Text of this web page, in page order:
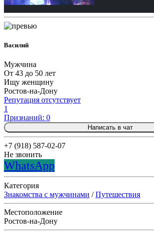
Василий
Мужчина
От 43 до 50 лет
Ищу женщину
Ростов-на-Дону
Репутация отсутствует
1
Признаний: 0
Написать в чат
+7 (918) 587-02-07
Не звонить
WhatsApp
Категория
Знакомства с мужчинами /Путешествия
Местоположение
Ростов-на-Дону